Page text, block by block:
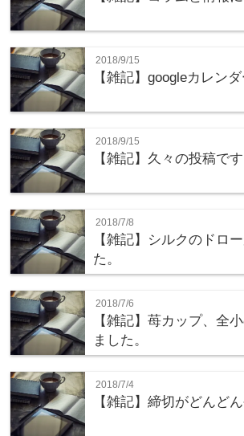
2018/9/15
【雑記】googleカレン
2018/9/15
【雑記】久々の投稿です
2018/7/8
【雑記】シルクのドロ
た。
2018/7/6
【雑記】苺カップ、全
ました。
2018/7/4
【雑記】締切がどんど